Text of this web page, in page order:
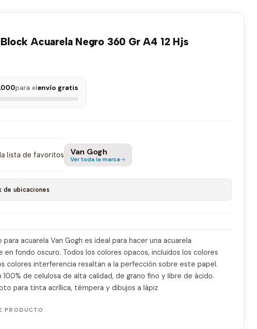
Acuarela Negro 360 Gr A4 12 Hjs
para elenvío gratis
lista de favoritos Van Gogh
Ver toda la marca
de ubicaciones
para acuarela Van Gogh es ideal para hacer una acuarela
en fondo oscuro. Todos los colores opacos, incluidos los colores
colores interferencia resaltan a la perfección sobre este papel.
100% de celulosa de alta calidad, de grano fino y libre de ácido.
para tinta acrílica, témpera y dibujos a lápiz
PRODUCTO